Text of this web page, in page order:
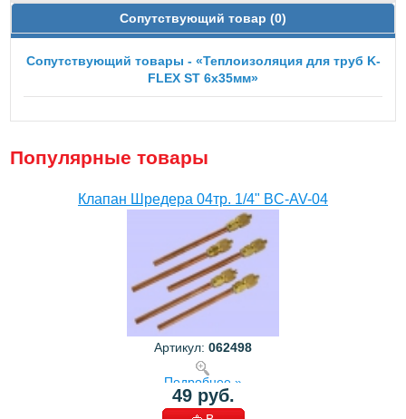
Сопутствующий товар (0)
Сопутствующий товары - «Теплоизоляция для труб K-
FLEX ST 6x35мм»
Популярные товары
Клапан Шредера 04тр. 1/4" BC-AV-04
Артикул: 062498
Подробнее »
49 руб.